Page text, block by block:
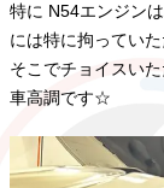
特に N54エンジン
には特に拘ってい
そこでチョイスい
車高調です☆